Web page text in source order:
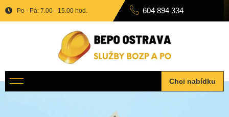
Po - Pá: 7.00 - 15.00 hod. 604 894 334
Chci nabídku